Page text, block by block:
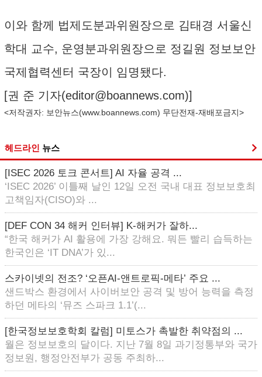
이와 함께 법제도분과위원장으로 김태경 서울신
학대 교수, 운영분과위원장으로 정길원 정보보안
국제협력센터 국장이 임명됐다.
[권 준 기자(editor@boannews.com)]
<저작권자: 보안뉴스(www.boannews.com) 무단전재-재배포금지>
헤드라인 뉴스
[ISEC 2026 토크 콘서트] AI 자율 공격 ...
‘ISEC 2026’ 이틀째 날인 12일 오전 국내 대표 정보보호최
고책임자(CISO)와 ...
[DEF CON 34 해커 인터뷰] K-해커가 잘하...
“한국 해커가 AI 활용에 가장 강해요. 뭐든 빨리 습득하는
한국인은 ‘IT DNA’가 있...
스카이넷의 전조? ‘오픈AI-앤트로픽-메타’ 주요 ...
샌드박스 환경에서 사이버보안 공격 및 방어 능력을 측정
하던 메타의 ‘뮤즈 스파크 1.1’(...
[한국정보보호학회 칼럼] 미토스가 촉발한 취약점의 ...
월은 정보보호의 달이다. 지난 7월 8일 과기정통부와 국가
정보원, 행정안전부가 공동 주최하...